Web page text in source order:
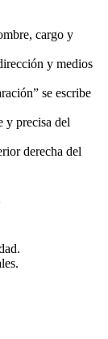
cargo y
y medios
se escribe
y precisa del
derecha del